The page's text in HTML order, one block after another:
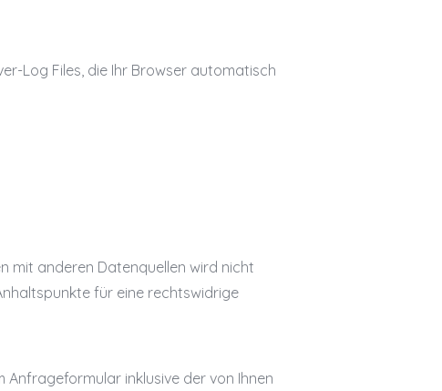
Log Files, die Ihr Browser automatisch
mit anderen Datenquellen wird nicht
für eine rechtswidrige
inklusive der von Ihnen